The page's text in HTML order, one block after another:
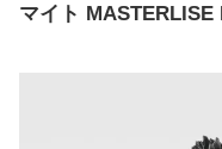
マイト MASTERLISE